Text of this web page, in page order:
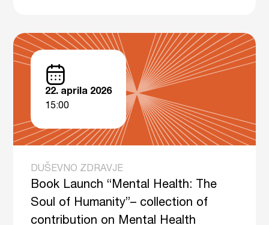
22. aprila 2026
15:00
DUŠEVNO ZDRAVJE
Book Launch “Mental Health: The
Soul of Humanity”– collection of
contribution on Mental Health